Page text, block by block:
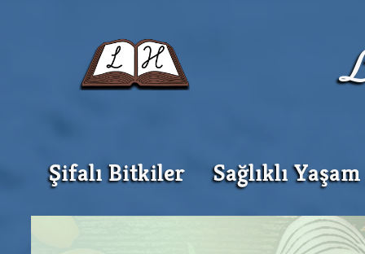
Şifalı Bitkiler Sağlıklı Yaşam